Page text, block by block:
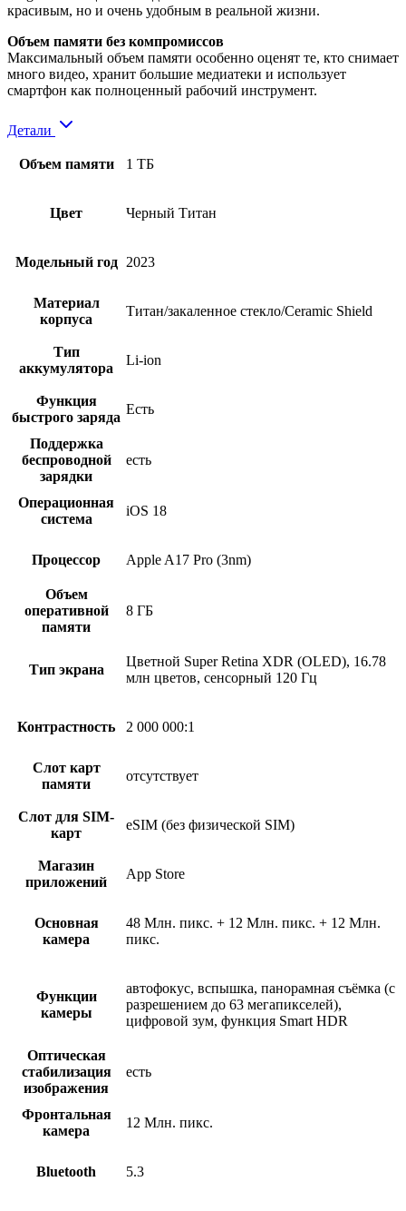
красивым, но и очень удобным в реальной жизни.
Объем памяти без компромиссов
Максимальный объем памяти особенно оценят те, кто снимает
много видео, хранит большие медиатеки и использует
смартфон как полноценный рабочий инструмент.
Детали
Объем памяти 1 ТБ
Цвет Черный Титан
Модельный год 2023
Материал
корпуса
Титан/закаленное стекло/Ceramic Shield
Тип
аккумулятора
Li-ion
Функция
быстрого заряда
Есть
Поддержка
беспроводной
зарядки
есть
Операционная
система
iOS 18
Процессор Apple A17 Pro (3nm)
Объем
оперативной
памяти
8 ГБ
Тип экрана
Цветной Super Retina XDR (OLED), 16.78
млн цветов, сенсорный 120 Гц
Контрастность 2 000 000:1
Слот карт
памяти
отсутствует
Слот для SIM-
карт
eSIM (без физической SIM)
Магазин
приложений
App Store
Основная
камера
48 Млн. пикс. + 12 Млн. пикс. + 12 Млн.
пикс.
Функции
камеры
автофокус, вспышка, панорамная съёмка (с
разрешением до 63 мегапикселей),
цифровой зум, функция Smart HDR
Оптическая
стабилизация
изображения
есть
Фронтальная
камера
12 Млн. пикс.
Bluetooth 5.3